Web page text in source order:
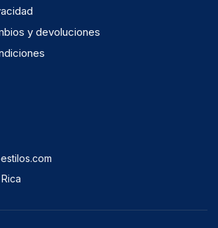
y devoluciones